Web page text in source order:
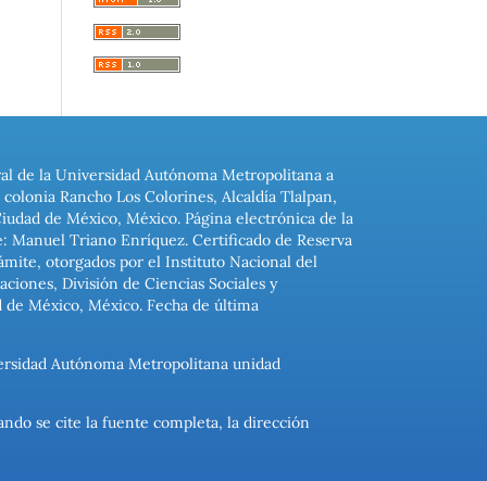
de la Universidad Autónoma Metropolitana a
Rancho Los Colorines, Alcaldía Tlalpan,
de México, México. Página electrónica de la
Triano Enríquez. Certificado de Reserva
otorgados por el Instituto Nacional del
División de Ciencias Sociales y
de México, México. Fecha de última
Autónoma Metropolitana unidad
se cite la fuente completa, la dirección